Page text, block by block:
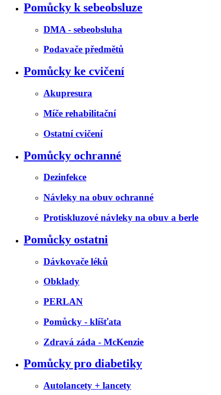
Pomůcky k sebeobsluze
DMA - sebeobsluha
Podavače předmětů
Pomůcky ke cvičení
Akupresura
Míče rehabilitační
Ostatní cvičení
Pomůcky ochranné
Dezinfekce
Návleky na obuv ochranné
Protiskluzové návleky na obuv a berle
Pomůcky ostatni
Dávkovače léků
Obklady
PERLAN
Pomůcky - klíšťata
Zdravá záda - McKenzie
Pomůcky pro diabetiky
Autolancety + lancety